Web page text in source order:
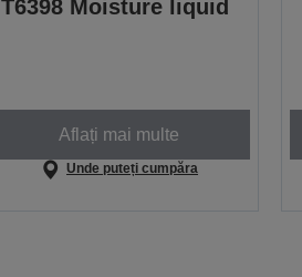
T6398 Moisture liquid
Aflați mai multe
Unde puteți cumpăra